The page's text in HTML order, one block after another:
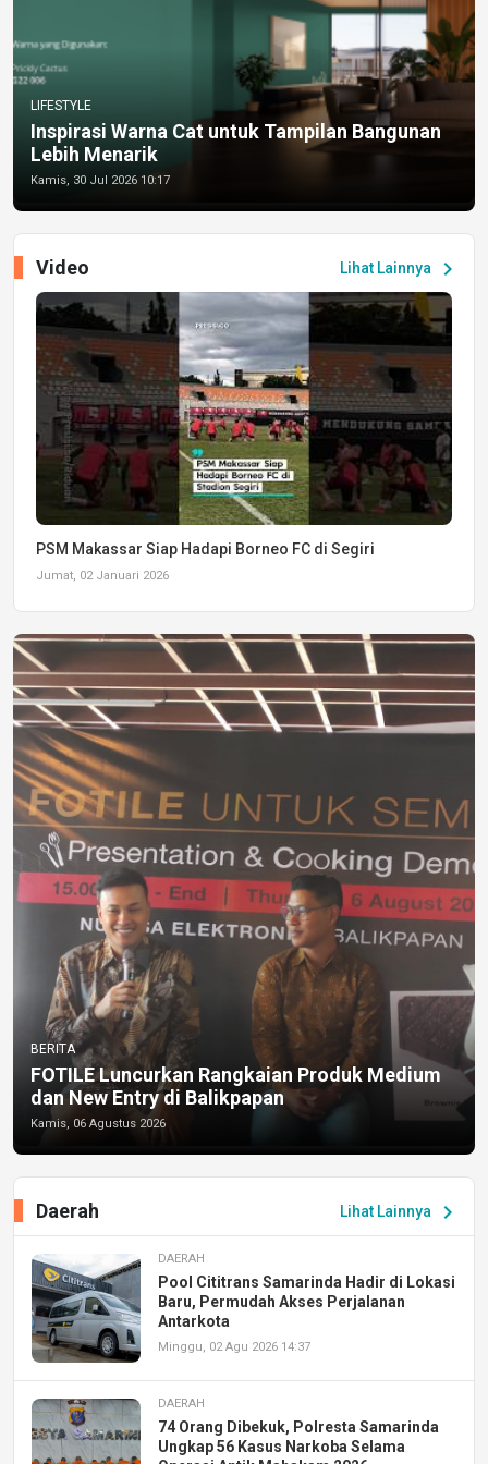
LIFESTYLE
Inspirasi Warna Cat untuk Tampilan Bangunan
Lebih Menarik
Kamis, 30 Jul 2026 10:17
Lihat Lainnya chevron_right
Video
PSM Makassar Siap Hadapi Borneo FC di Segiri
Jumat, 02 Januari 2026
BERITA
FOTILE Luncurkan Rangkaian Produk Medium
dan New Entry di Balikpapan
Kamis, 06 Agustus 2026
Lihat Lainnya chevron_right
Daerah
DAERAH
Pool Cititrans Samarinda Hadir di Lokasi
Baru, Permudah Akses Perjalanan
Antarkota
Minggu, 02 Agu 2026 14:37
DAERAH
74 Orang Dibekuk, Polresta Samarinda
Ungkap 56 Kasus Narkoba Selama